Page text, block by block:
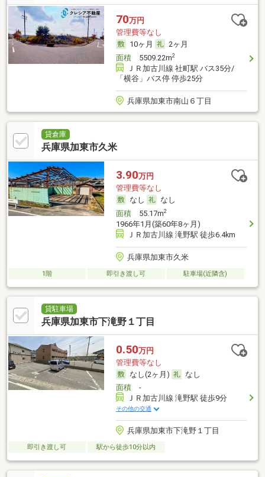
70万円
管理費等なし
10ヶ月
2ヶ月
面積5509.22m2
ＪＲ加古川線 社町駅 バス35分/
「横谷」バス停 停歩25分
兵庫県加東市南山６丁目
貸倉庫
兵庫県加東市久米
3.90万円
管理費等なし
なし
なし
面積55.17m2
1966年1月(築60年8ヶ月)
ＪＲ加古川線 滝野駅 徒歩6.4km
兵庫県加東市久米
1階 即引き渡し可 駐車場(近隣含)
貸駐車場
兵庫県加東市下滝野１丁目
0.50万円
管理費等なし
なし(2ヶ月)
なし
面積-
ＪＲ加古川線 滝野駅 徒歩9分
その他の交通
兵庫県加東市下滝野１丁目
即引き渡し可 駅から徒歩10分以内